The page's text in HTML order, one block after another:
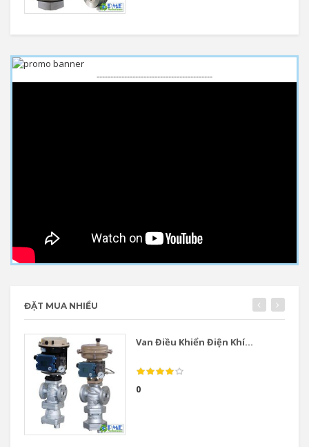
------------------------------------------
ĐẶT MUA NHIỀU
Van Điều Khiển Điện Khí...
0